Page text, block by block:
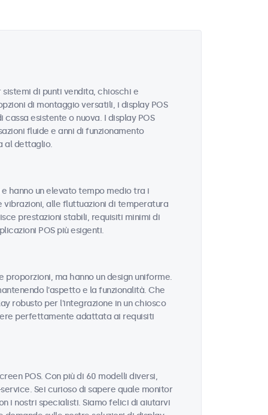
di punti vendita, chioschi e
di montaggio versatili, i display POS
esistente o nuova. I display POS
fluide e anni di funzionamento
al dettaglio.
hanno un elevato tempo medio tra i
vibrazioni, alle fluttuazioni di temperatura
prestazioni stabili, requisiti minimi di
POS più esigenti.
proporzioni, ma hanno un design uniforme.
l'aspetto e la funzionalità. Che
robusto per l'integrazione in un chiosco
perfettamente adattata ai requisiti
POS. Con più di 60 modelli diversi,
Sei curioso di sapere quale monitor
i nostri specialisti. Siamo felici di aiutarvi